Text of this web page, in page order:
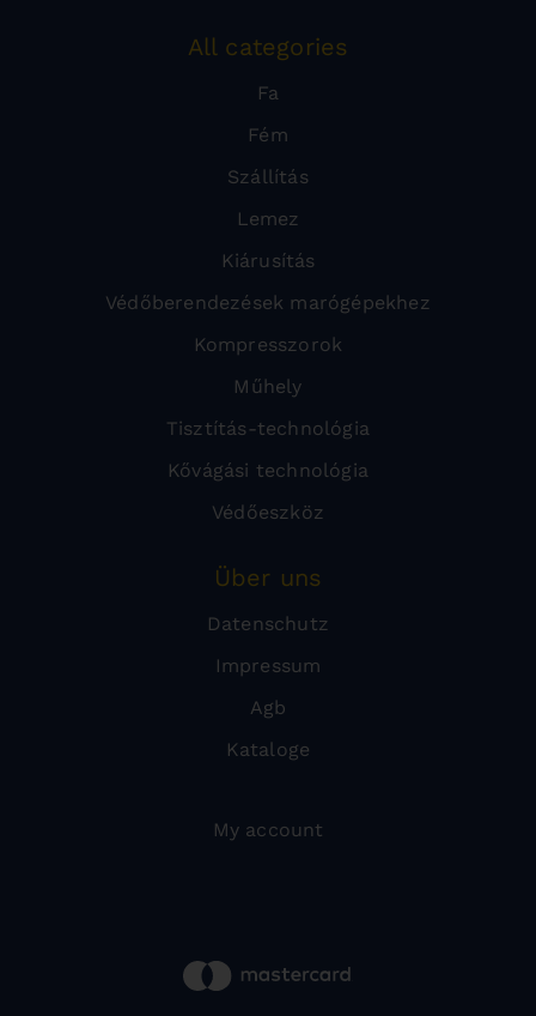
All categories
Fa
Fém
Szállítás
Lemez
Kiárusítás
Védőberendezések marógépekhez
Kompresszorok
Műhely
Tisztítás-technológia
Kővágási technológia
Védőeszköz
Über uns
Datenschutz
Impressum
Agb
Kataloge
My account